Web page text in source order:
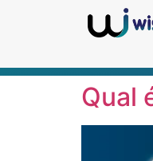
Qual